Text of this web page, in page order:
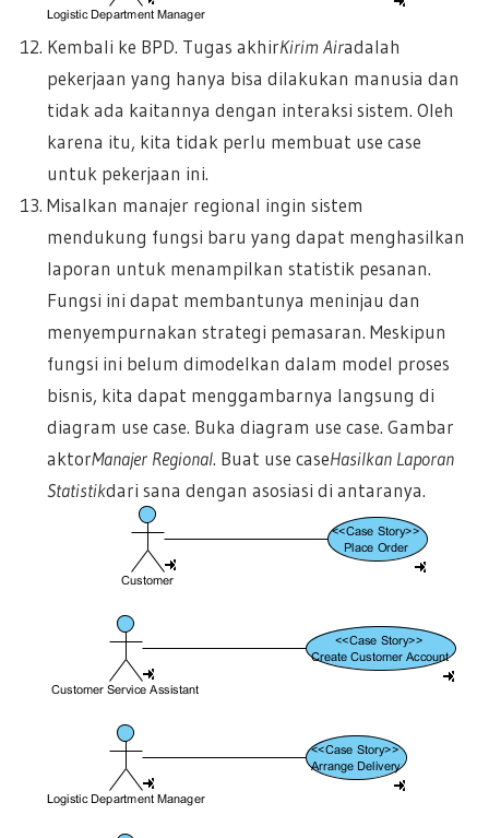
Kembali ke BPD. Tugas akhirKirim Airadalah
pekerjaan yang hanya bisa dilakukan manusia dan
tidak ada kaitannya dengan interaksi sistem. Oleh
karena itu, kita tidak perlu membuat use case
untuk pekerjaan ini.
Misalkan manajer regional ingin sistem
mendukung fungsi baru yang dapat menghasilkan
laporan untuk menampilkan statistik pesanan.
Fungsi ini dapat membantunya meninjau dan
menyempurnakan strategi pemasaran. Meskipun
fungsi ini belum dimodelkan dalam model proses
bisnis, kita dapat menggambarnya langsung di
diagram use case. Buka diagram use case. Gambar
aktorManajer Regional. Buat use caseHasilkan Laporan
Statistikdari sana dengan asosiasi di antaranya.